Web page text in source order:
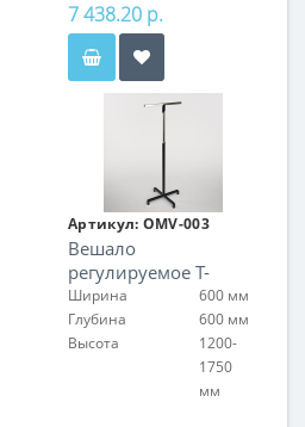
7 438.20 р.
Артикул: OMV-003
Вешало
регулируемое Т-
образное
Ширина
600 мм
Глубина
600 мм
Высота
1200-
1750
мм